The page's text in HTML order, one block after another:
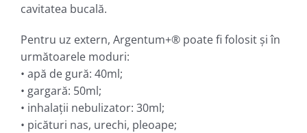
cavitatea bucală.
Pentru uz extern, Argentum+® poate fi folosit şi în
următoarele moduri:
• apă de gură: 40ml;
• gargară: 50ml;
• inhalaţii nebulizator: 30ml;
• picături nas, urechi, pleoape;